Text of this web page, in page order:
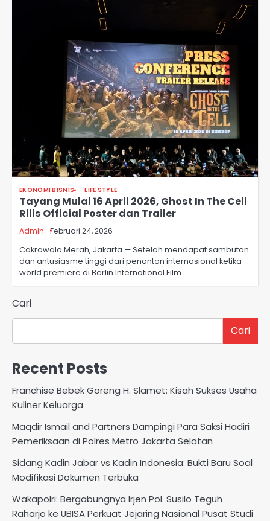
EKONOMI BISNIS LIFE STYLE
Tayang Mulai 16 April 2026, Ghost In The Cell
Rilis Official Poster dan Trailer
Admin Februari 24, 2026
Cakrawala Merah, Jakarta — Setelah mendapat sambutan
dan antusiasme tinggi dari penonton internasional ketika
world premiere di Berlin International Film…
Cari
Cari
Recent Posts
Franchise Bebek Goreng H. Slamet: Kisah Sukses Usaha
Kuliner Keluarga
Maqdir Ismail and Partners Dampingi Para Saksi Hadiri
Pemeriksaan di Polres Metro Jakarta Selatan
Sidang Kadin Jabar vs Kadin Indonesia: Bukti Baru Soal
Modifikasi Dokumen Terbuka
Wakapolri: Bergabungnya Irjen Pol. Susilo Teguh
Raharjo ke UBISA Perkuat Jejaring Nasional Pusat Studi